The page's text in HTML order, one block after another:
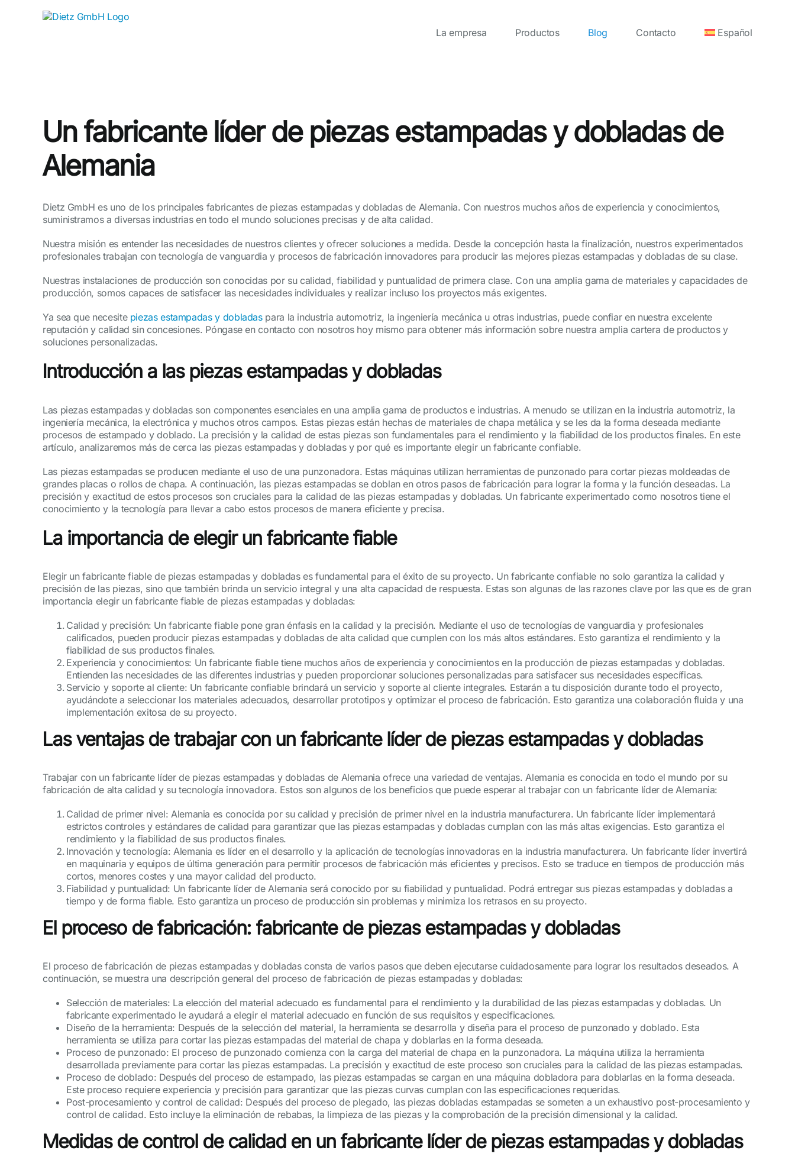
La empresa Productos Blog Contacto Español
Un fabricante líder de piezas estampadas y dobladas de
Alemania
Dietz GmbH es uno de los principales fabricantes de piezas estampadas y dobladas de Alemania. Con nuestros muchos años de experiencia y conocimientos,
suministramos a diversas industrias en todo el mundo soluciones precisas y de alta calidad.
Nuestra misión es entender las necesidades de nuestros clientes y ofrecer soluciones a medida. Desde la concepción hasta la finalización, nuestros experimentados
profesionales trabajan con tecnología de vanguardia y procesos de fabricación innovadores para producir las mejores piezas estampadas y dobladas de su clase.
Nuestras instalaciones de producción son conocidas por su calidad, fiabilidad y puntualidad de primera clase. Con una amplia gama de materiales y capacidades de
producción, somos capaces de satisfacer las necesidades individuales y realizar incluso los proyectos más exigentes.
Ya sea que necesite piezas estampadas y dobladaspara la industria automotriz, la ingeniería mecánica u otras industrias, puede confiar en nuestra excelente
reputación y calidad sin concesiones. Póngase en contacto con nosotros hoy mismo para obtener más información sobre nuestra amplia cartera de productos y
soluciones personalizadas.
Introducción a las piezas estampadas y dobladas
Las piezas estampadas y dobladas son componentes esenciales en una amplia gama de productos e industrias. A menudo se utilizan en la industria automotriz, la
ingeniería mecánica, la electrónica y muchos otros campos. Estas piezas están hechas de materiales de chapa metálica y se les da la forma deseada mediante
procesos de estampado y doblado. La precisión y la calidad de estas piezas son fundamentales para el rendimiento y la fiabilidad de los productos finales. En este
artículo, analizaremos más de cerca las piezas estampadas y dobladas y por qué es importante elegir un fabricante confiable.
Las piezas estampadas se producen mediante el uso de una punzonadora. Estas máquinas utilizan herramientas de punzonado para cortar piezas moldeadas de
grandes placas o rollos de chapa. A continuación, las piezas estampadas se doblan en otros pasos de fabricación para lograr la forma y la función deseadas. La
precisión y exactitud de estos procesos son cruciales para la calidad de las piezas estampadas y dobladas. Un fabricante experimentado como nosotros tiene el
conocimiento y la tecnología para llevar a cabo estos procesos de manera eficiente y precisa.
La importancia de elegir un fabricante fiable
Elegir un fabricante fiable de piezas estampadas y dobladas es fundamental para el éxito de su proyecto. Un fabricante confiable no solo garantiza la calidad y
precisión de las piezas, sino que también brinda un servicio integral y una alta capacidad de respuesta. Estas son algunas de las razones clave por las que es de gran
importancia elegir un fabricante fiable de piezas estampadas y dobladas:
Calidad y precisión: Un fabricante fiable pone gran énfasis en la calidad y la precisión. Mediante el uso de tecnologías de vanguardia y profesionales
calificados, pueden producir piezas estampadas y dobladas de alta calidad que cumplen con los más altos estándares. Esto garantiza el rendimiento y la
fiabilidad de sus productos finales.
Experiencia y conocimientos: Un fabricante fiable tiene muchos años de experiencia y conocimientos en la producción de piezas estampadas y dobladas.
Entienden las necesidades de las diferentes industrias y pueden proporcionar soluciones personalizadas para satisfacer sus necesidades específicas.
Servicio y soporte al cliente: Un fabricante confiable brindará un servicio y soporte al cliente integrales. Estarán a tu disposición durante todo el proyecto,
ayudándote a seleccionar los materiales adecuados, desarrollar prototipos y optimizar el proceso de fabricación. Esto garantiza una colaboración fluida y una
implementación exitosa de su proyecto.
Las ventajas de trabajar con un fabricante líder de piezas estampadas y dobladas
Trabajar con un fabricante líder de piezas estampadas y dobladas de Alemania ofrece una variedad de ventajas. Alemania es conocida en todo el mundo por su
fabricación de alta calidad y su tecnología innovadora. Estos son algunos de los beneficios que puede esperar al trabajar con un fabricante líder de Alemania:
Calidad de primer nivel: Alemania es conocida por su calidad y precisión de primer nivel en la industria manufacturera. Un fabricante líder implementará
estrictos controles y estándares de calidad para garantizar que las piezas estampadas y dobladas cumplan con las más altas exigencias. Esto garantiza el
rendimiento y la fiabilidad de sus productos finales.
Innovación y tecnología: Alemania es líder en el desarrollo y la aplicación de tecnologías innovadoras en la industria manufacturera. Un fabricante líder invertirá
en maquinaria y equipos de última generación para permitir procesos de fabricación más eficientes y precisos. Esto se traduce en tiempos de producción más
cortos, menores costes y una mayor calidad del producto.
Fiabilidad y puntualidad: Un fabricante líder de Alemania será conocido por su fiabilidad y puntualidad. Podrá entregar sus piezas estampadas y dobladas a
tiempo y de forma fiable. Esto garantiza un proceso de producción sin problemas y minimiza los retrasos en su proyecto.
El proceso de fabricación: fabricante de piezas estampadas y dobladas
El proceso de fabricación de piezas estampadas y dobladas consta de varios pasos que deben ejecutarse cuidadosamente para lograr los resultados deseados. A
continuación, se muestra una descripción general del proceso de fabricación de piezas estampadas y dobladas:
Selección de materiales: La elección del material adecuado es fundamental para el rendimiento y la durabilidad de las piezas estampadas y dobladas. Un
fabricante experimentado le ayudará a elegir el material adecuado en función de sus requisitos y especificaciones.
Diseño de la herramienta: Después de la selección del material, la herramienta se desarrolla y diseña para el proceso de punzonado y doblado. Esta
herramienta se utiliza para cortar las piezas estampadas del material de chapa y doblarlas en la forma deseada.
Proceso de punzonado: El proceso de punzonado comienza con la carga del material de chapa en la punzonadora. La máquina utiliza la herramienta
desarrollada previamente para cortar las piezas estampadas. La precisión y exactitud de este proceso son cruciales para la calidad de las piezas estampadas.
Proceso de doblado: Después del proceso de estampado, las piezas estampadas se cargan en una máquina dobladora para doblarlas en la forma deseada.
Este proceso requiere experiencia y precisión para garantizar que las piezas curvas cumplan con las especificaciones requeridas.
Post-procesamiento y control de calidad: Después del proceso de plegado, las piezas dobladas estampadas se someten a un exhaustivo post-procesamiento y
control de calidad. Esto incluye la eliminación de rebabas, la limpieza de las piezas y la comprobación de la precisión dimensional y la calidad.
Medidas de control de calidad en un fabricante líder de piezas estampadas y dobladas